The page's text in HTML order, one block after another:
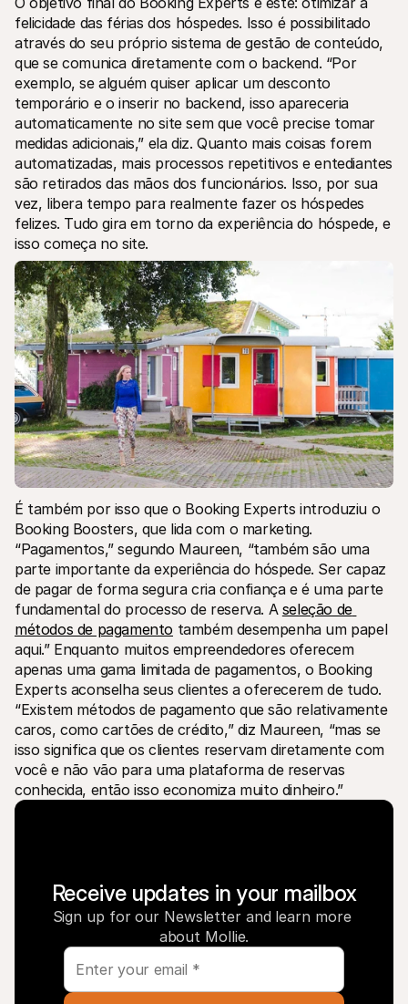
felicidade das férias dos hóspedes. Isso é possibilitado
através do seu próprio sistema de gestão de conteúdo,
que se comunica diretamente com o backend. “Por
exemplo, se alguém quiser aplicar um desconto
temporário e o inserir no backend, isso apareceria
automaticamente no site sem que você precise tomar
medidas adicionais,” ela diz. Quanto mais coisas forem
automatizadas, mais processos repetitivos e entediantes
são retirados das mãos dos funcionários. Isso, por sua
vez, libera tempo para realmente fazer os hóspedes
felizes. Tudo gira em torno da experiência do hóspede, e
isso começa no site.
É também por isso que o Booking Experts introduziu o
Booking Boosters, que lida com o marketing.
“Pagamentos,” segundo Maureen, “também são uma
parte importante da experiência do hóspede. Ser capaz
de pagar de forma segura cria confiança e é uma parte
fundamental do processo de reserva. A seleção de
métodos de pagamento também desempenha um papel
aqui.” Enquanto muitos empreendedores oferecem
apenas uma gama limitada de pagamentos, o Booking
Experts aconselha seus clientes a oferecerem de tudo.
“Existem métodos de pagamento que são relativamente
caros, como cartões de crédito,” diz Maureen, “mas se
isso significa que os clientes reservam diretamente com
você e não vão para uma plataforma de reservas
conhecida, então isso economiza muito dinheiro.”
Receive updates in your mailbox
Sign up for our Newsletter and learn more
about Mollie.